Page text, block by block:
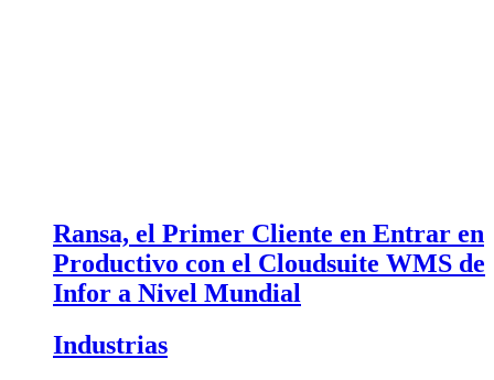
Ransa, el Primer Cliente en Entrar en
Productivo con el Cloudsuite WMS de
Infor a Nivel Mundial
Industrias